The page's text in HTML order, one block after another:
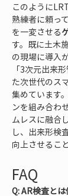
このように
熟練者に頼っ
を一変させる
す。既に土木
の現場に導入
「3次元出来
た次世代のス
集めています
ンを組み合わ
ムレスに融合
し、出来形検
向上させるこ
FAQ
Q: AR検査と